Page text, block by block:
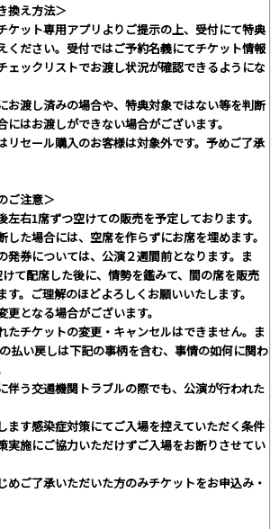
換え方法＞
ケット専用アプリよりご提示の上、受付にて特典
ください。受付ではご予約名義にてチケット情報
ェックリストでお渡し状況が確認できるようにな
お渡し済みの場合や、特典対象ではない等を判断
にはお渡しができない場合がございます。
セール購入のお客様は対象外です。予めご了承
ご注意＞
右1席ずつ空けての販売を予定しております。
した場合には、空席を作らずにお席を埋めます。
発券については、公演２週間前となります。ま
て配席した後に、情勢を鑑みて、間の席を販売
す。ご理解のほどよろしくお願いいたします。
となる場合がございます。
チケットの変更・キャンセルはできません。ま
払い戻しは下記の事柄を含む、事情の如何に関わ
伴う交通機関トラブルの際でも、公演が行われた
ます感染症対策にてご入場を控えていただく条件
実施にご協力いただけずご入場をお断りさせてい
めご了承いただいた方のみチケットをお申込み・